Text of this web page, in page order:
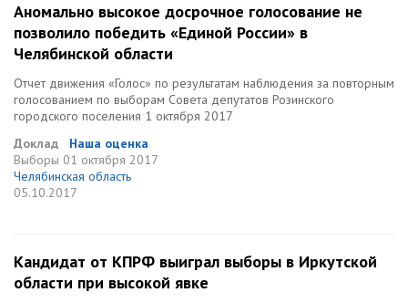
Аномально высокое досрочное голосование не
позволило победить «Единой России» в
Челябинской области
Отчет движения «Голос» по результатам наблюдения за повторным
голосованием по выборам Совета депутатов Розинского
городского поселения 1 октября 2017
Доклад
Наша оценка
Выборы 01 октября 2017
Челябинская область
05.10.2017
Кандидат от КПРФ выиграл выборы в Иркутской
области при высокой явке